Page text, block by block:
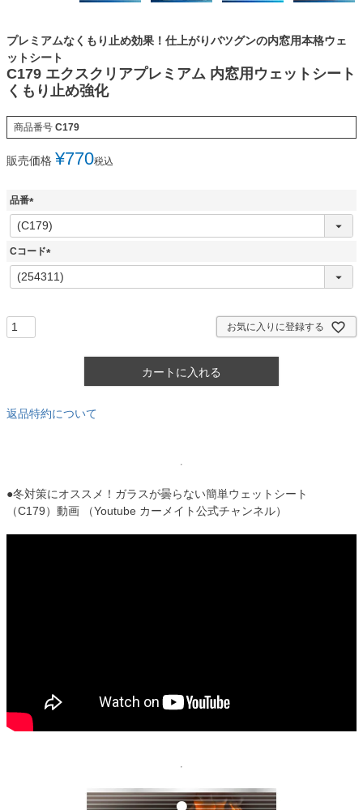
プレミアムなくもり止め効果！仕上がりバツグンの内窓用本格ウェ
ットシート
C179 エクスクリアプレミアム 内窓用ウェットシート
くもり止め強化
商品番号 C179
販売価格 ¥770税込
品番
(
必
須
Cコード
(
必
お気に入りに登録する
カートに入れる
返品特約について
●冬対策にオススメ！ガラスが曇らない簡単ウェットシート
（C179）動画 （Youtube カーメイト公式チャンネル）